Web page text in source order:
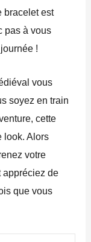
bracelet est
pas à vous
!
vous
soyez en train
cette
look. Alors
votre
appréciez de
que vous